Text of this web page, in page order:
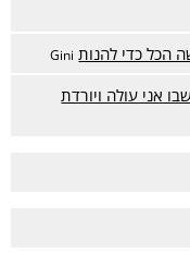
הכל כדי להנות Gini
אני עולה ויורדת